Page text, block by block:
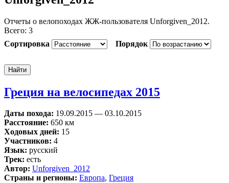
Отчеты о велопоходах ЖЖ-пользователя Unforgiven_2012.
Всего: 3
Сортировка
Порядок
Найти
Греция на велосипедах 2015
Даты похода: 19.09.2015 — 03.10.2015
Расстояние: 650 км
Ходовых дней: 15
Участников: 4
Язык: русский
Трек: есть
Автор: Unforgiven_2012
Страны и регионы: Европа, Греция